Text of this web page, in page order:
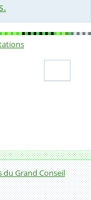
du Grand Conseil